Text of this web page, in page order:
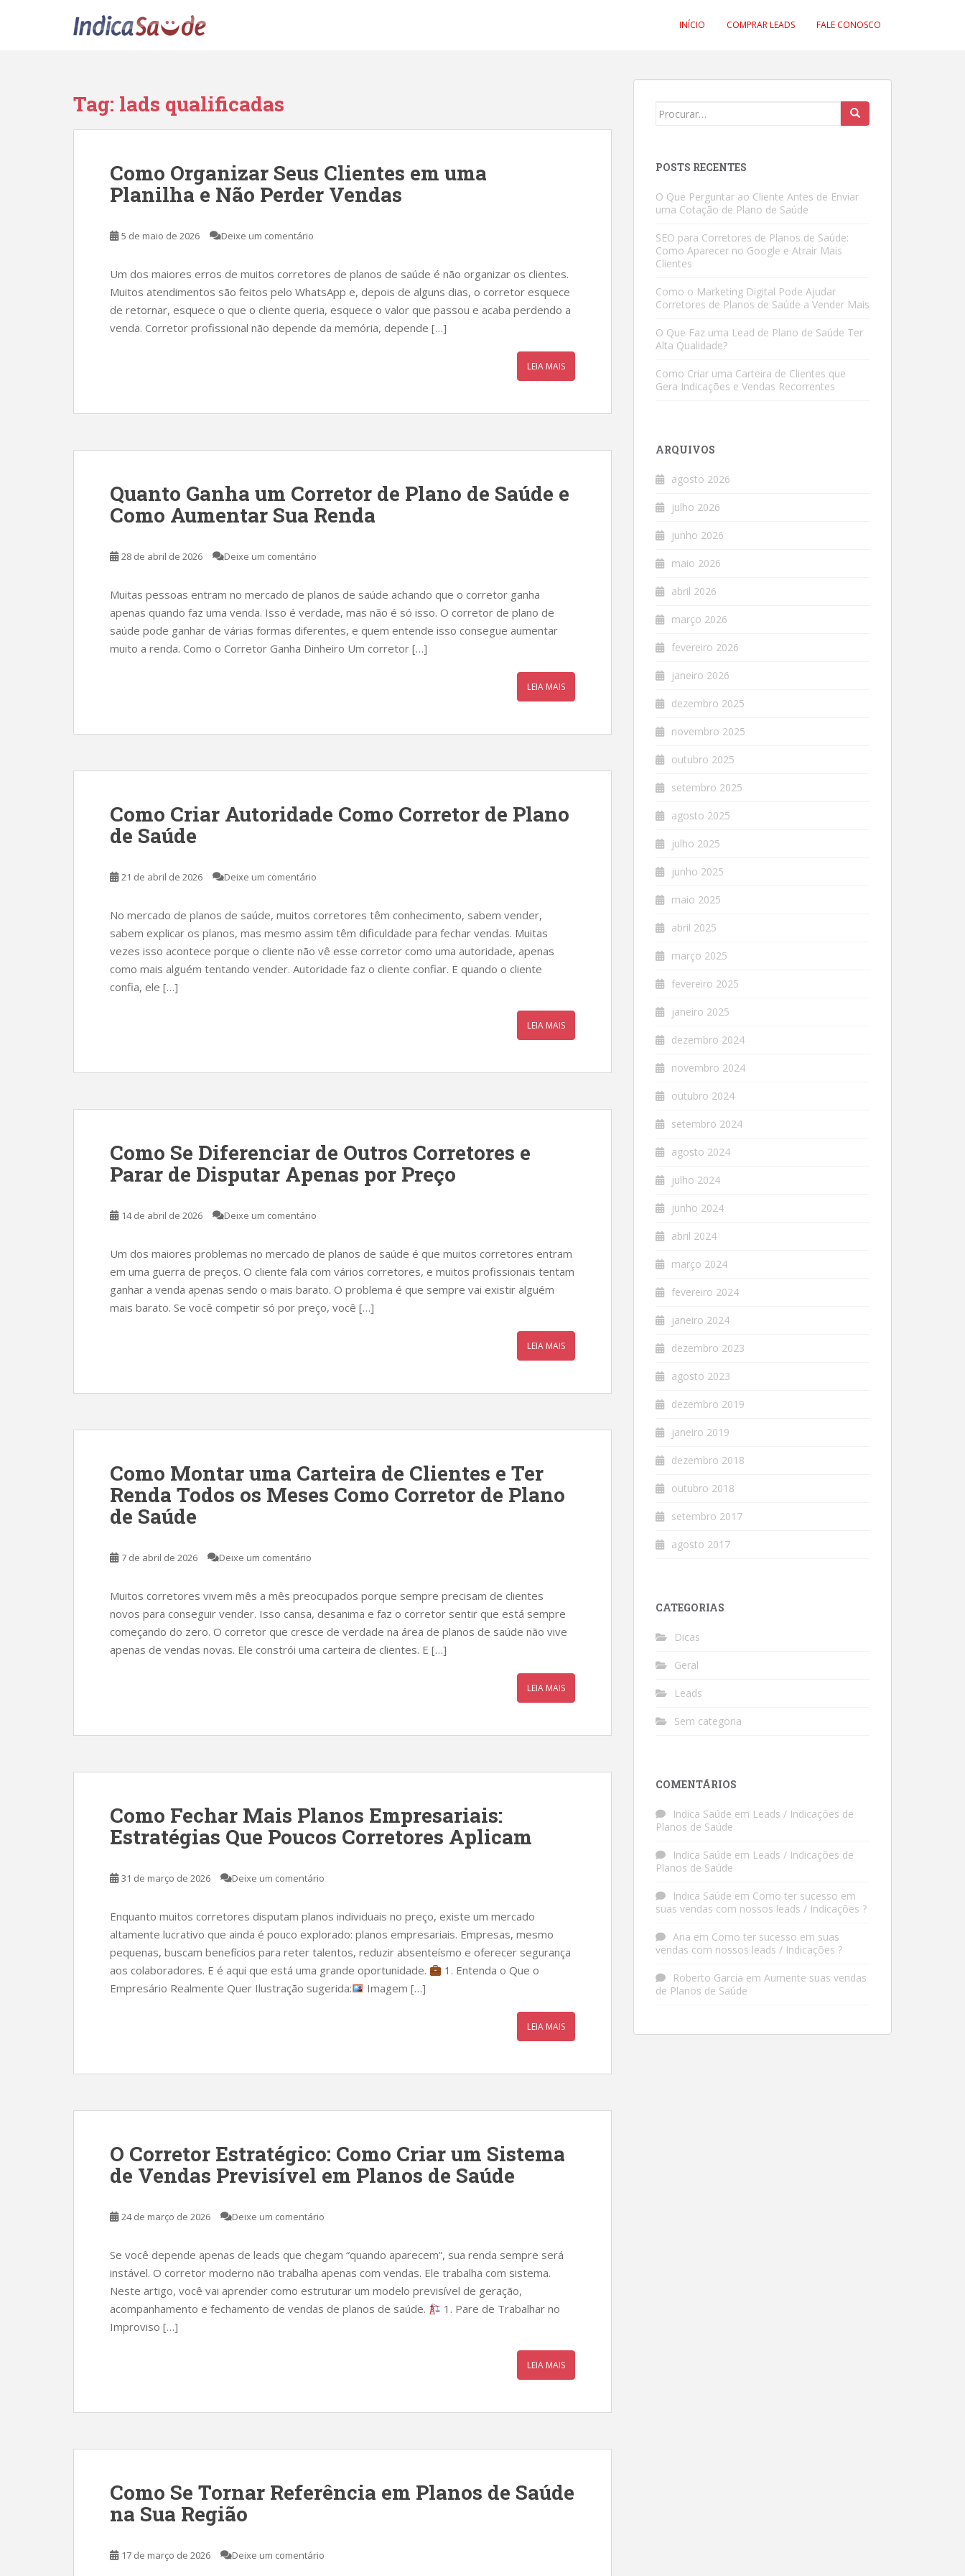
INÍCIO COMPRAR LEADS FALE CONOSCO
Tag: lads qualificadas
Como Organizar Seus Clientes em uma
Planilha e Não Perder Vendas
5 de maio de 2026 Deixe um comentário
Um dos maiores erros de muitos corretores de planos de saúde é não organizar os clientes.
Muitos atendimentos são feitos pelo WhatsApp e, depois de alguns dias, o corretor esquece
de retornar, esquece o que o cliente queria, esquece o valor que passou e acaba perdendo a
venda. Corretor profissional não depende da memória, depende […]
LEIA MAIS
Quanto Ganha um Corretor de Plano de Saúde e
Como Aumentar Sua Renda
28 de abril de 2026 Deixe um comentário
Muitas pessoas entram no mercado de planos de saúde achando que o corretor ganha
apenas quando faz uma venda. Isso é verdade, mas não é só isso. O corretor de plano de
saúde pode ganhar de várias formas diferentes, e quem entende isso consegue aumentar
muito a renda. Como o Corretor Ganha Dinheiro Um corretor […]
LEIA MAIS
Como Criar Autoridade Como Corretor de Plano
de Saúde
21 de abril de 2026 Deixe um comentário
No mercado de planos de saúde, muitos corretores têm conhecimento, sabem vender,
sabem explicar os planos, mas mesmo assim têm dificuldade para fechar vendas. Muitas
vezes isso acontece porque o cliente não vê esse corretor como uma autoridade, apenas
como mais alguém tentando vender. Autoridade faz o cliente confiar. E quando o cliente
confia, ele […]
LEIA MAIS
Como Se Diferenciar de Outros Corretores e
Parar de Disputar Apenas por Preço
14 de abril de 2026 Deixe um comentário
Um dos maiores problemas no mercado de planos de saúde é que muitos corretores entram
em uma guerra de preços. O cliente fala com vários corretores, e muitos profissionais tentam
ganhar a venda apenas sendo o mais barato. O problema é que sempre vai existir alguém
mais barato. Se você competir só por preço, você […]
LEIA MAIS
Como Montar uma Carteira de Clientes e Ter
Renda Todos os Meses Como Corretor de Plano
de Saúde
7 de abril de 2026 Deixe um comentário
Muitos corretores vivem mês a mês preocupados porque sempre precisam de clientes
novos para conseguir vender. Isso cansa, desanima e faz o corretor sentir que está sempre
começando do zero. O corretor que cresce de verdade na área de planos de saúde não vive
apenas de vendas novas. Ele constrói uma carteira de clientes. E […]
LEIA MAIS
Como Fechar Mais Planos Empresariais:
Estratégias Que Poucos Corretores Aplicam
31 de março de 2026 Deixe um comentário
Enquanto muitos corretores disputam planos individuais no preço, existe um mercado
altamente lucrativo que ainda é pouco explorado: planos empresariais. Empresas, mesmo
pequenas, buscam benefícios para reter talentos, reduzir absenteísmo e oferecer segurança
aos colaboradores. E é aqui que está uma grande oportunidade.
1. Entenda o Que o
Empresário Realmente Quer Ilustração sugerida:
Imagem […]
LEIA MAIS
O Corretor Estratégico: Como Criar um Sistema
de Vendas Previsível em Planos de Saúde
24 de março de 2026 Deixe um comentário
Se você depende apenas de leads que chegam “quando aparecem”, sua renda sempre será
instável. O corretor moderno não trabalha apenas com vendas. Ele trabalha com sistema.
Neste artigo, você vai aprender como estruturar um modelo previsível de geração,
acompanhamento e fechamento de vendas de planos de saúde.
1. Pare de Trabalhar no
Improviso […]
LEIA MAIS
Como Se Tornar Referência em Planos de Saúde
na Sua Região
17 de março de 2026 Deixe um comentário
Search
POSTS RECENTES
O Que Perguntar ao Cliente Antes de Enviar
uma Cotação de Plano de Saúde
SEO para Corretores de Planos de Saúde:
Como Aparecer no Google e Atrair Mais
Clientes
Como o Marketing Digital Pode Ajudar
Corretores de Planos de Saúde a Vender Mais
O Que Faz uma Lead de Plano de Saúde Ter
Alta Qualidade?
Como Criar uma Carteira de Clientes que
Gera Indicações e Vendas Recorrentes
ARQUIVOS
agosto 2026
julho 2026
junho 2026
maio 2026
abril 2026
março 2026
fevereiro 2026
janeiro 2026
dezembro 2025
novembro 2025
outubro 2025
setembro 2025
agosto 2025
julho 2025
junho 2025
maio 2025
abril 2025
março 2025
fevereiro 2025
janeiro 2025
dezembro 2024
novembro 2024
outubro 2024
setembro 2024
agosto 2024
julho 2024
junho 2024
abril 2024
março 2024
fevereiro 2024
janeiro 2024
dezembro 2023
agosto 2023
dezembro 2019
janeiro 2019
dezembro 2018
outubro 2018
setembro 2017
agosto 2017
CATEGORIAS
Dicas
Geral
Leads
Sem categoria
COMENTÁRIOS
Indica Saúde em Leads / Indicações de
Planos de Saúde
Indica Saúde em Leads / Indicações de
Planos de Saúde
Indica Saúde em Como ter sucesso em
suas vendas com nossos leads / Indicações ?
Ana em Como ter sucesso em suas
vendas com nossos leads / Indicações ?
Roberto Garcia em Aumente suas vendas
de Planos de Saúde